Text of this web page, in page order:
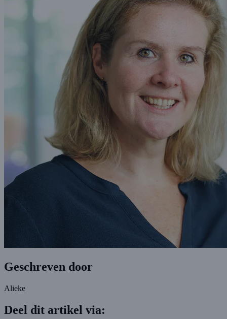
Geschreven door
Alieke
Deel dit artikel via: